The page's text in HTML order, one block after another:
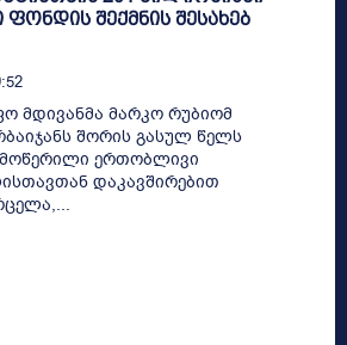
შექმნის შესახებ
მდივანმა მარკო რუბიომ
შორის გასულ წელს
ერთობლივი
დაკავშირებით